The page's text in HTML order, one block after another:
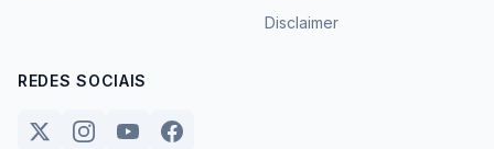
Disclaimer
REDES SOCIAIS